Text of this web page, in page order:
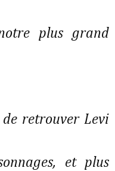
plus grand
retrouver Levi
et plus